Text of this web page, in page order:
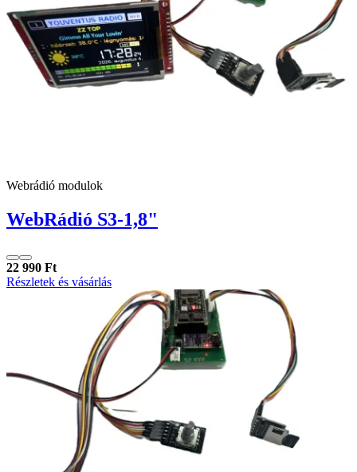
Webrádió modulok
WebRádió S3-1,8"
22 990 Ft
Részletek és vásárlás